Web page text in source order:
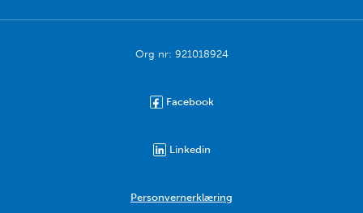
Org nr: 921018924
Facebook
Linkedin
Personvernerklæring